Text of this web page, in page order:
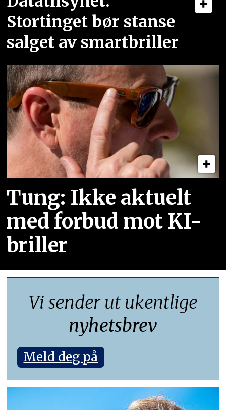
Stortinget bør stanse
salget av smartbriller
Tung: Ikke aktuelt
med forbud mot KI-
briller
Vi sender ut ukentlige
nyhetsbrev
Meld deg på